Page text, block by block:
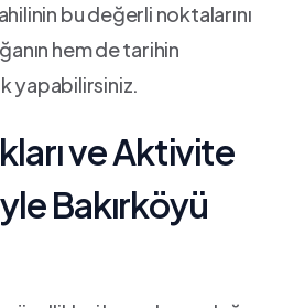
bu değerli noktalarını
hem de⁢ tarihin
yapabilirsiniz.
ve Aktivite
Bakırköyü